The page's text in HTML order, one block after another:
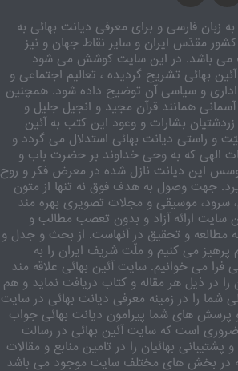
زبان فارسی و برای معرفی دیانت بهائی به
کشور مقدّس ایران و سایر نقاط جهان و نیز
می باشد. در این سایت کوشش می شود
بهائی تشریح گردیده ، تعالیم اجتماعی و
اداری و سیاسی آن توضیح داده شود. همچنین
همانند قرآن مجید و انجیل جلیل و
بشارات و وعود این کتب به آئین
و راستی دیانت بهائی استدلال می گردد و
الهی که به وحی خداوند بر حضرت باب و
این دیانت نازل شده در معرض فکر و روح
جهت وصول به هدف فوق نه تنها از متون
سرود، موسیقی و مجلات تصویری بهره مند
ارائه آزاد و بدون تعصب مطالب و
و تحقیق در آنهاست. از بحث و جدل و
پرهیز می کنیم و ملّت شریف ایران را به
فرا می خوانیم. سایت آئین بهائی علاقه مند
در ذیل هر مقاله و کتاب دریافت نماید و هم
شما را در زمینه معرفی دیانت بهائی در سایت
پرسش های شما پیرامون دیانت بهائی جواب
ضروری است که سایت آئین بهائی در رسالت
بهائیان را در تامین منابع و مقالات
که در بخش های مختلف سایت موجود می باشد